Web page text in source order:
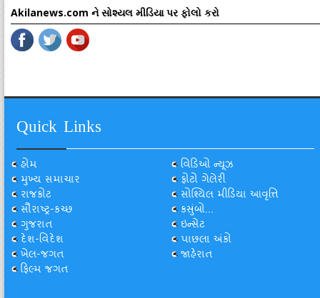
Akilanews.com ને સોશ્યલ મીડિયા પર ફોલો કરો
Quick Links
હોમ
મુખ્ય સમાચાર
રાજકોટ
સૌરાષ્ટ્ર-કચ્છ
ગુજરાત
દેશ-વિદેશ
ખેલ-જગત
ફિલ્મ જગત
વિડિઓ ન્યૂઝ
ફોટો ગેલેરી
સોશ્યિલ મીડિયા આવૃત્તિ
કસુંબો...
ઇન્સેટ
પાછલા અંકો
જાહેરાત